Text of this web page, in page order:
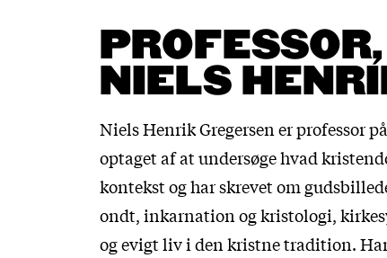
NIELS
Niels Henrik Gregersen er professor
optaget af at undersøge hvad
kontekst og har skrevet om
ondt, inkarnation og kristologi,
og evigt liv i den kristne tradition.